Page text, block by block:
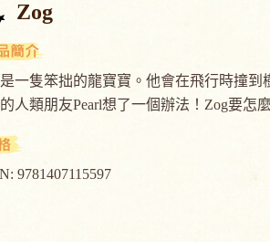
Zog
一隻笨拙的龍寶寶。他會在飛行時撞
人類朋友Pearl想了一個辦法！Zog要怎
9781407115597